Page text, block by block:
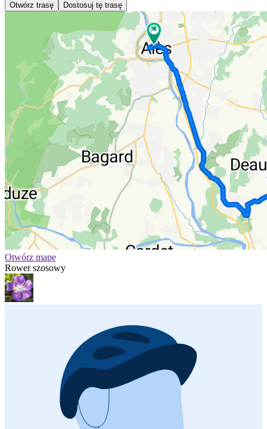
Otwórz trasę Dostosuj tę trasę
Otwórz mapę
Rower szosowy